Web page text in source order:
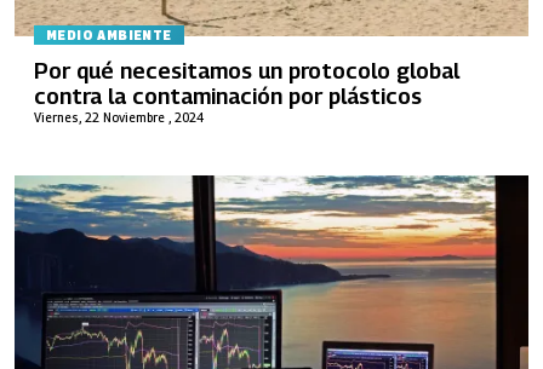
MEDIO AMBIENTE
Viernes, 22 Noviembre , 2024
Por qué necesitamos un protocolo global
contra la contaminación por plásticos